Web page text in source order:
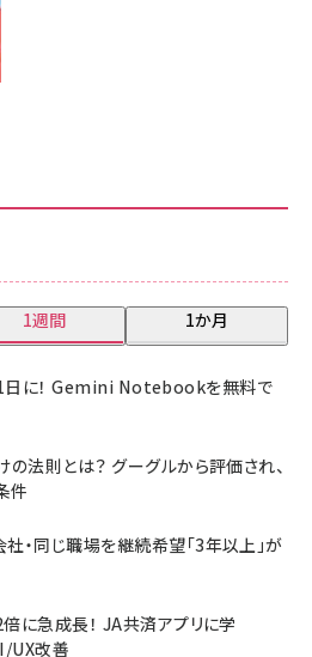
1週間 1か月
日に！ Gemini Notebookを無料で
の法則とは？ グーグルから評価され、
件
・同じ職場を継続希望「3年以上」が
に急成長！ JA共済アプリに学
UX改善